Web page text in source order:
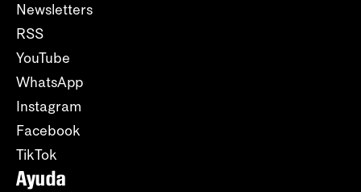
Newsletters
RSS
YouTube
WhatsApp
Instagram
Facebook
TikTok
Ayuda